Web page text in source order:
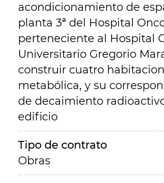
acondicionamiento de
planta 3ª del Hospital
perteneciente al Hospital
Universitario Gregorio
construir cuatro
metabólica, y su
de decaimiento
edificio
Tipo de contrato
Obras